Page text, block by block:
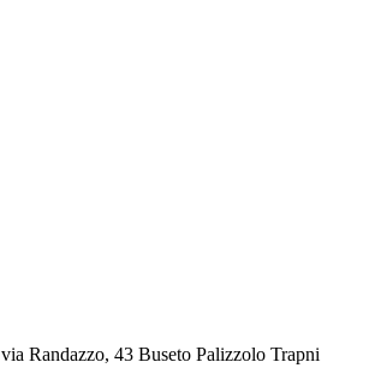
via Randazzo, 43 Buseto Palizzolo Trapni